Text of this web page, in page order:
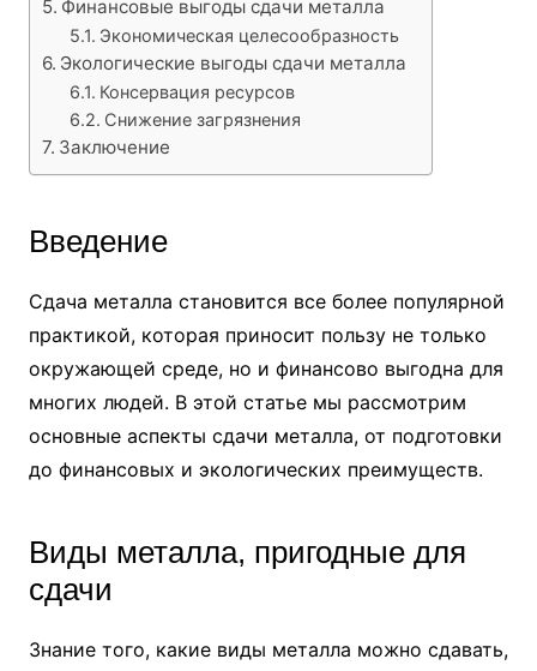
Финансовые выгоды сдачи металла
Экономическая целесообразность
Экологические выгоды сдачи металла
Консервация ресурсов
Снижение загрязнения
Заключение
Введение
Сдача металла становится все более популярной
практикой, которая приносит пользу не только
окружающей среде, но и финансово выгодна для
многих людей. В этой статье мы рассмотрим
основные аспекты сдачи металла, от подготовки
до финансовых и экологических преимуществ.
Виды металла, пригодные для
сдачи
Знание того, какие виды металла можно сдавать,